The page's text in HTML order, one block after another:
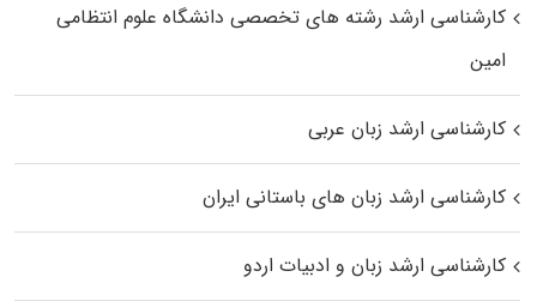
کارشناسی ارشد رﺷﺘﻪ ﻫﺎی تخصصی داﻧﺸﮕﺎه ﻋﻠﻮم انتظامی
اﻣﻴﻦ
کارشناسی ارشد زبان عربی
کارشناسی ارشد زبان‌ های باستانی ایران
کارشناسی ارشد زبان و ادبیات اردو